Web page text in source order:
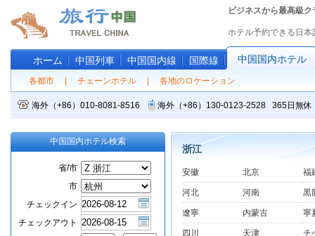
ビジネスから最高級
ホテル予約できる日
ホーム 中国列車 中国国内線 国際線 中国国内ホテル
各都市 チェーンホテル 各地のロケーション
海外（+86）010-8081-8516 海外（+86）130-0123-2528 365日無休
浙江
安徽 北京 福
河北 河南 黒
遼寧 内蒙古 寧
四川 天津 チ
中国国内ホテル検索
省/市
市
チェックイン
チェックアウト